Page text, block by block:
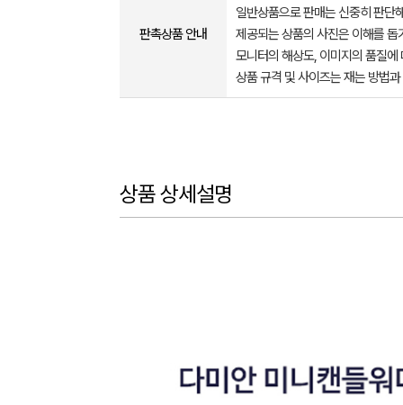
판촉상품 안내
일반상품으로 판매는 신중히 판단
제공되는 상품의 사진은 이해를
모니터의 해상도, 이미지의 품질
상품 규격 및 사이즈는 재는 방법
상품 상세설명